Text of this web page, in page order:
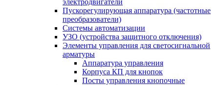
электродвигатели
Пускорегулирующая аппаратура (частотные
преобразователи)
Системы автоматизации
УЗО (устройства защитного отключения)
Элементы управления для светосигнальной
арматуры
Аппаратура управления
Корпуса КП для кнопок
Посты управления кнопочные